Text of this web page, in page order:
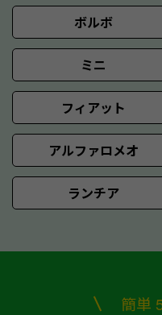
ボルボ
ミニ
フィアット
アルファロメオ
ランチア
簡単